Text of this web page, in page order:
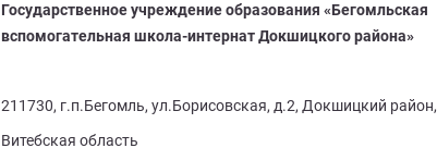
Государственное учреждение образования «Бегомльская
вспомогательная школа-интернат Докшицкого района»
211730, г.п.Бегомль, ул.Борисовская, д.2, Докшицкий район,
Витебская область